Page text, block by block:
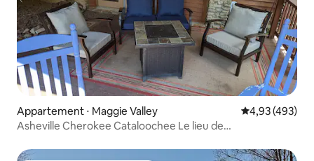
Appartement ⋅ Maggie Valley Évaluation
4,93 (493)
Asheville Cherokee Cataloochee Le lieu de